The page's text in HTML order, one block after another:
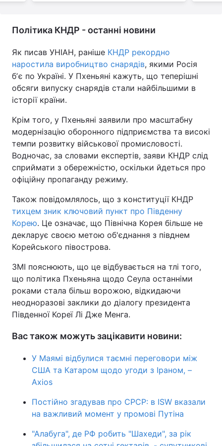
Політика КНДР - останні новини
Як писав УНІАН, раніше КНДР рекордно
наростила виробництво снарядів, якими Росія
бʼє по Україні. У Пхеньяні кажуть, що теперішні
обсяги випуску снарядів стали найбільшими в
історії країни.
Крім того, у Пхеньяні заявили про масштабну
модернізацію оборонного підприємства та високі
темпи розвитку військової промисловості.
Водночас, за словами експертів, заяви КНДР слід
сприймати з обережністю, оскільки йдеться про
офіційну пропаганду режиму.
Також повідомлялось, що з конституції КНДР
тихцем зник ключовий пункт про Південну
Корею. Це означає, що Північна Корея більше не
декларує своєю метою об'єднання з півднем
Корейського півострова.
ЗМІ пояснюють, що це відбувається на тлі того,
що політика Пхеньяна щодо Сеула останніми
роками стала більш ворожою, відкидаючи
неодноразові заклики до діалогу президента
Південної Кореї Лі Дже Менга.
Вас також можуть зацікавити новини:
У Маямі відбулися таємні переговори між
США та Катаром щодо угоди з Іраном, –
Axios
Постійно згадував про СРСР: в ISW вказали
на важливий момент у промові Путіна
"Алабуга", де РФ робить "Шахеди", за рік